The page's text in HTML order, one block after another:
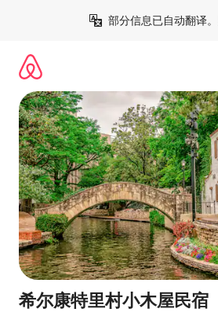
部分信息已自动翻译。
希尔康特里村小木屋民宿